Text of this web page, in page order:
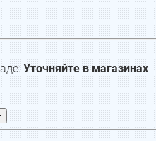
Уточняйте в магазинах